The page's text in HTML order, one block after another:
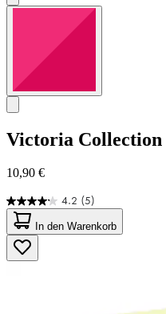
Victoria Collection
10,90 €
4.2 (5)
4.2
von
5
Sternen.
5
In den Warenkorb